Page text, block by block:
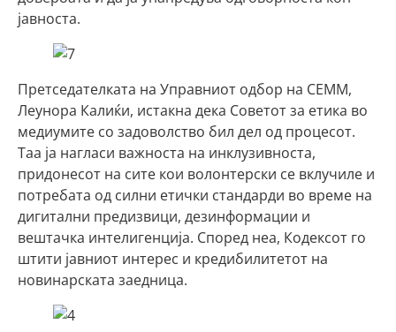
јавноста.
Претседателката на Управниот одбор на СЕММ,
Леунора Калиќи, истакна дека Советот за етика во
медиумите со задоволство бил дел од процесот.
Таа ја нагласи важноста на инклузивноста,
придонесот на сите кои волонтерски се вклучиле и
потребата од силни етички стандарди во време на
дигитални предизвици, дезинформации и
вештачка интелигенција. Според неа, Кодексот го
штити јавниот интерес и кредибилитетот на
новинарската заедница.